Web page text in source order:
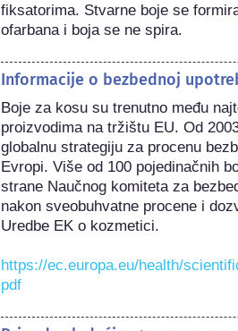
fiksatorima. Stvarne boje se
ofarbana i boja se ne spira.
Informacije o bezbednoj
Boje za kosu su trenutno među
proizvodima na tržištu EU. Od
globalnu strategiju za procenu
Evropi. Više od 100 pojedinačnih
strane Naučnog komiteta za
nakon sveobuhvatne procene i
Uredbe EK o kozmetici.
https://ec.europa.eu/health/
pdf